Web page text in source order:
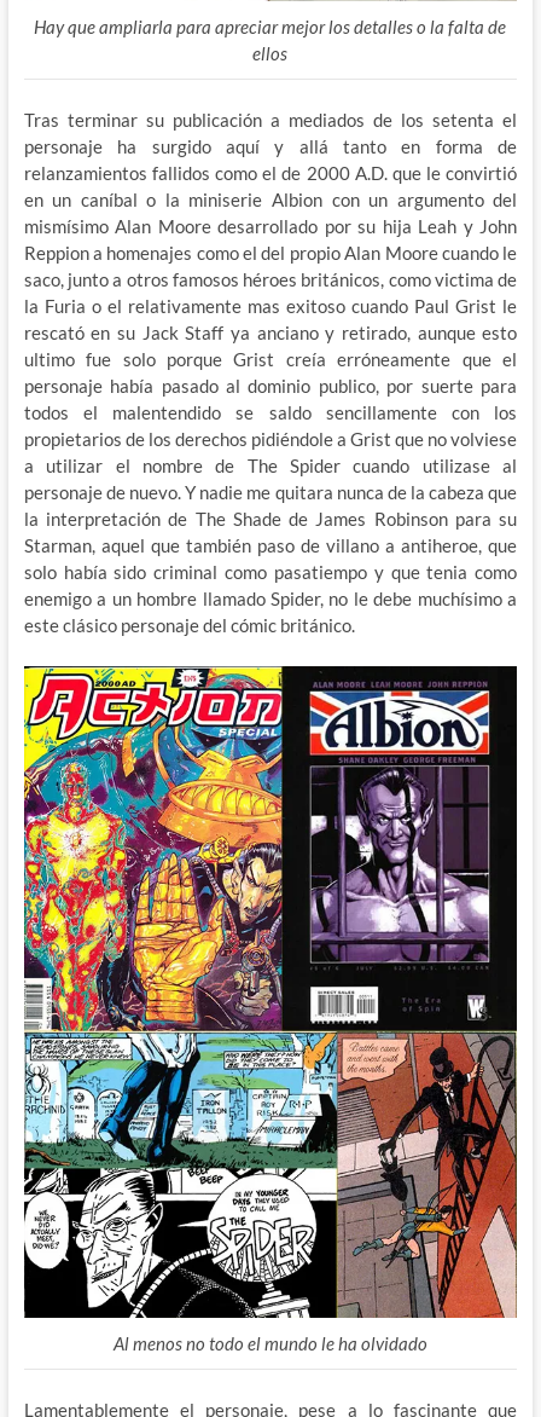
Hay que ampliarla para apreciar mejor los detalles o la falta de
ellos
Tras terminar su publicación a mediados de los setenta el
personaje ha surgido aquí y allá tanto en forma de
relanzamientos fallidos como el de 2000 A.D. que le convirtió
en un caníbal o la miniserie Albion con un argumento del
mismísimo Alan Moore desarrollado por su hija Leah y John
Reppion a homenajes como el del propio Alan Moore cuando le
saco, junto a otros famosos héroes británicos, como victima de
la Furia o el relativamente mas exitoso cuando Paul Grist le
rescató en su Jack Staff ya anciano y retirado, aunque esto
ultimo fue solo porque Grist creía erróneamente que el
personaje había pasado al dominio publico, por suerte para
todos el malentendido se saldo sencillamente con los
propietarios de los derechos pidiéndole a Grist que no volviese
a utilizar el nombre de The Spider cuando utilizase al
personaje de nuevo. Y nadie me quitara nunca de la cabeza que
la interpretación de The Shade de James Robinson para su
Starman, aquel que también paso de villano a antiheroe, que
solo había sido criminal como pasatiempo y que tenia como
enemigo a un hombre llamado Spider, no le debe muchísimo a
este clásico personaje del cómic británico.
Al menos no todo el mundo le ha olvidado
Lamentablemente el personaje, pese a lo fascinante que